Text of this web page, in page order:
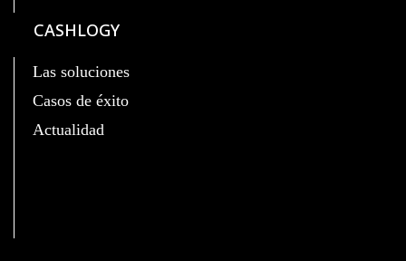
CASHLOGY
Las soluciones
Casos de éxito
Actualidad